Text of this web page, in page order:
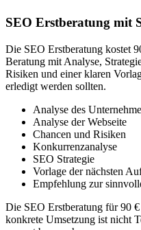
SEO Erstberatung mit
Die SEO Erstberatung kostet
Beratung mit Analyse,
Risiken und einer klaren
erledigt werden sollten.
Analyse des
Analyse der Webseite
Chancen und Risiken
Konkurrenzanalyse
SEO Strategie
Vorlage der nächsten
Empfehlung zur
Die SEO Erstberatung für 90
konkrete Umsetzung ist nicht